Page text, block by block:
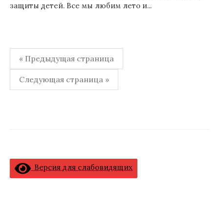
защиты детей. Все мы любим лето и...
Навигация
по
записям
« Предыдущая страница
Следующая страница »
Версия для слабовидящих